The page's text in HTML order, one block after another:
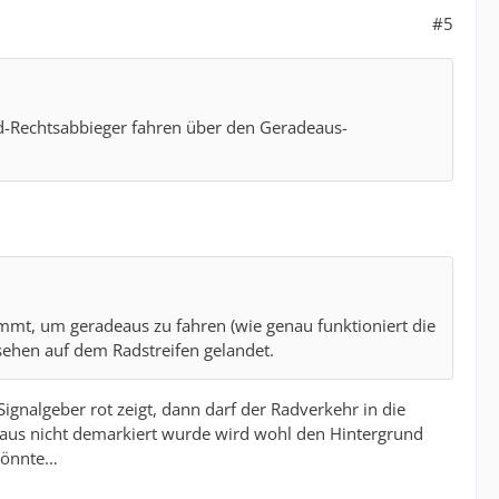
#5
fahren über den Geradeaus-
um geradeaus zu fahren (wie genau funktioniert die
auf dem Radstreifen gelandet.
rot zeigt, dann darf der Radverkehr in die
nicht demarkiert wurde wird wohl den Hintergrund